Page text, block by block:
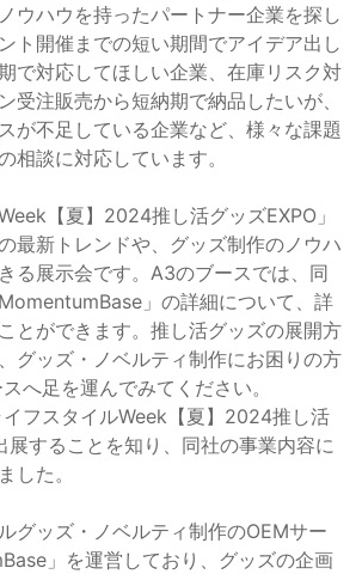
ウハウを持ったパートナー企業を探し
ト開催までの短い期間でアイデア出し
で対応してほしい企業、在庫リスク対
受注販売から短納期で納品したいが、
が不足している企業など、様々な課題
相談に対応しています。
【夏】2024推し活グッズEXPO」
最新トレンドや、グッズ制作のノウハ
る展示会です。A3のブースでは、同
」の詳細について、詳
とができます。推し活グッズの展開方
グッズ・ノベルティ制作にお困りの方
へ足を運んでみてください。
フスタイルWeek【夏】2024推し活
展することを知り、同社の事業内容に
した。
グッズ・ノベルティ制作のOEMサー
」を運営しており、グッズの企画